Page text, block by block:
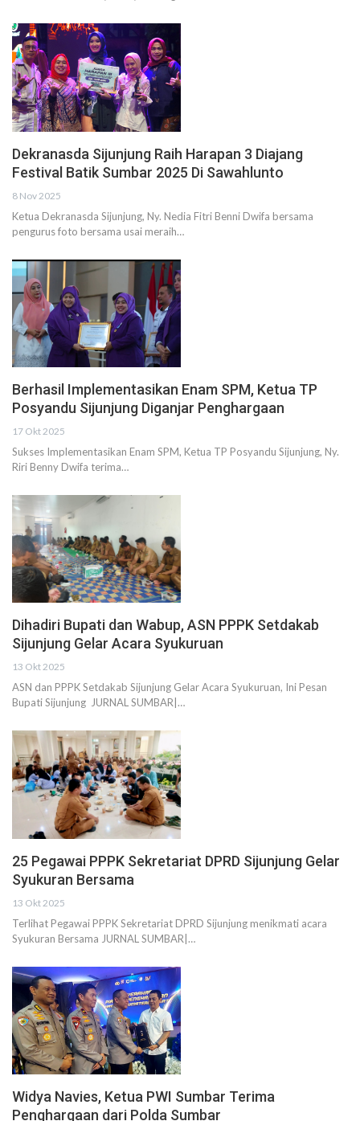
Dekranasda Sijunjung Raih Harapan 3 Diajang
Festival Batik Sumbar 2025 Di Sawahlunto
8 Nov 2025
Ketua Dekranasda Sijunjung, Ny. Nedia Fitri Benni Dwifa bersama
pengurus foto bersama usai meraih…
Berhasil Implementasikan Enam SPM, Ketua TP
Posyandu Sijunjung Diganjar Penghargaan
17 Okt 2025
Sukses Implementasikan Enam SPM, Ketua TP Posyandu Sijunjung, Ny.
Riri Benny Dwifa terima…
Dihadiri Bupati dan Wabup, ASN PPPK Setdakab
Sijunjung Gelar Acara Syukuruan
13 Okt 2025
ASN dan PPPK Setdakab Sijunjung Gelar Acara Syukuruan, Ini Pesan
Bupati Sijunjung JURNAL SUMBAR|…
25 Pegawai PPPK Sekretariat DPRD Sijunjung Gelar
Syukuran Bersama
13 Okt 2025
Terlihat Pegawai PPPK Sekretariat DPRD Sijunjung menikmati acara
Syukuran Bersama JURNAL SUMBAR|…
Widya Navies, Ketua PWI Sumbar Terima
Penghargaan dari Polda Sumbar